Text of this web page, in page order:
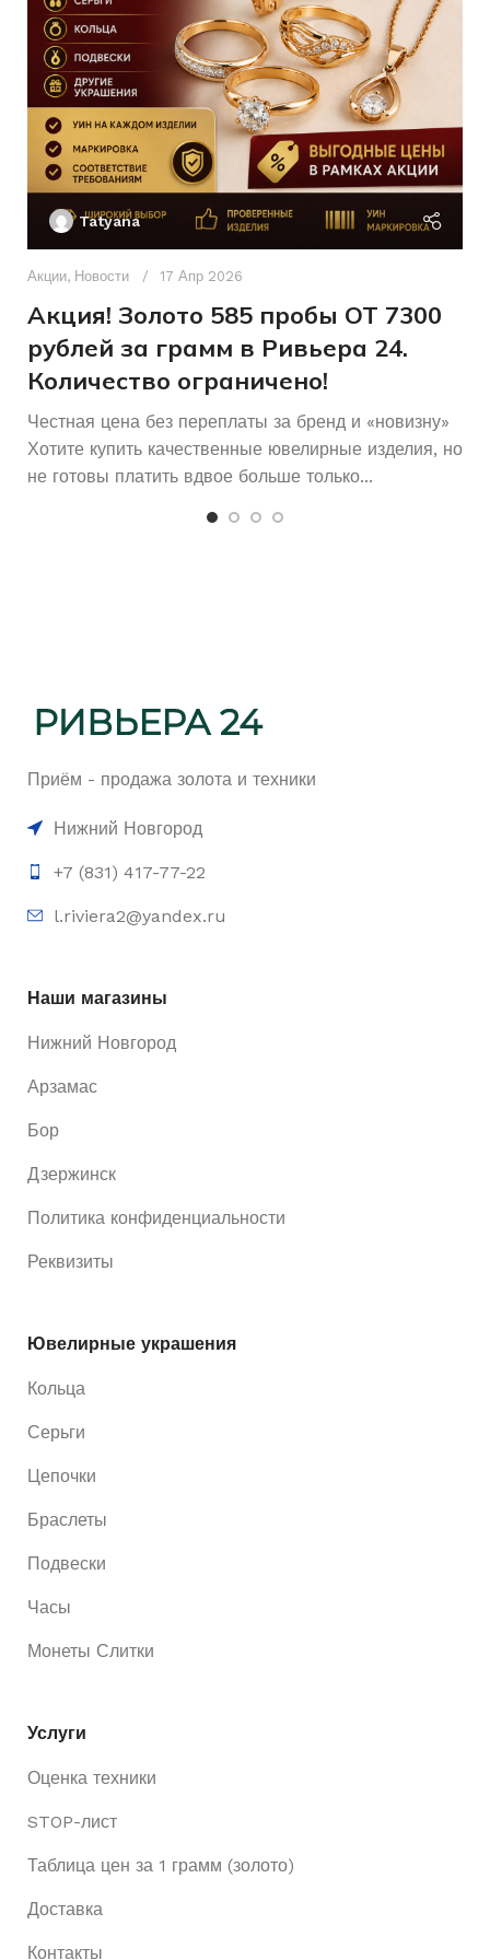
ДЛЯ КОГО
КОЛИЧЕСТВО КАМНЕЙ 5
РАЗМЕР КОЛЬЦА 16
СОСТОЯНИЕ Б/У
ХАРАКТЕРИСТИКА КАМНЯ
КОЛИЧЕСТВО КАМНЕЙ
ХАРАКТЕРИСТИКА
ДЛЯ КОГО Женщинам
СОСТОЯНИЕ Б/У
Tatyana
Акции, Новости 17 Апр 2026
Акция! Золото 585 пробы ОТ 7300
рублей за грамм в Ривьера 24.
Количество ограничено!
Честная цена без переплаты за бренд и «новизну»
Хотите купить качественные ювелирные изделия, но
не готовы платить вдвое больше только...
Приём - продажа золота и техники
Нижний Новгород
+7 (831) 417-77-22
l.riviera2@yandex.ru
Наши магазины
Нижний Новгород
Арзамас
Бор
Дзержинск
Политика конфиденциальности
Реквизиты
Ювелирные украшения
Кольца
Серьги
Цепочки
Браслеты
Подвески
Часы
Монеты Слитки
Услуги
Оценка техники
STOP-лист
Таблица цен за 1 грамм (золото)
Доставка
Контакты